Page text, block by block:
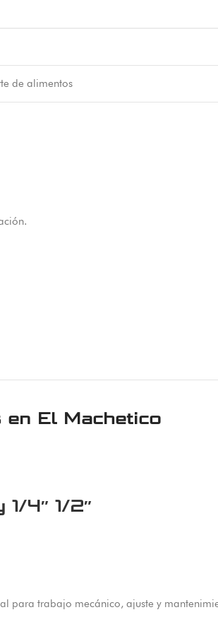
de alimentos
en El Machetico
4″ 1/2″
para trabajo mecánico, ajuste y